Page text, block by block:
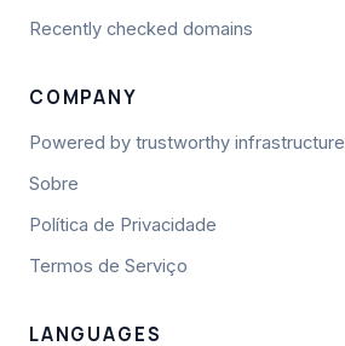
Recently checked domains
COMPANY
Powered by trustworthy infrastructure
Sobre
Política de Privacidade
Termos de Serviço
LANGUAGES